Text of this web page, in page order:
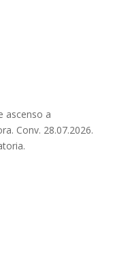
ascenso a
Conv. 28.07.2026.